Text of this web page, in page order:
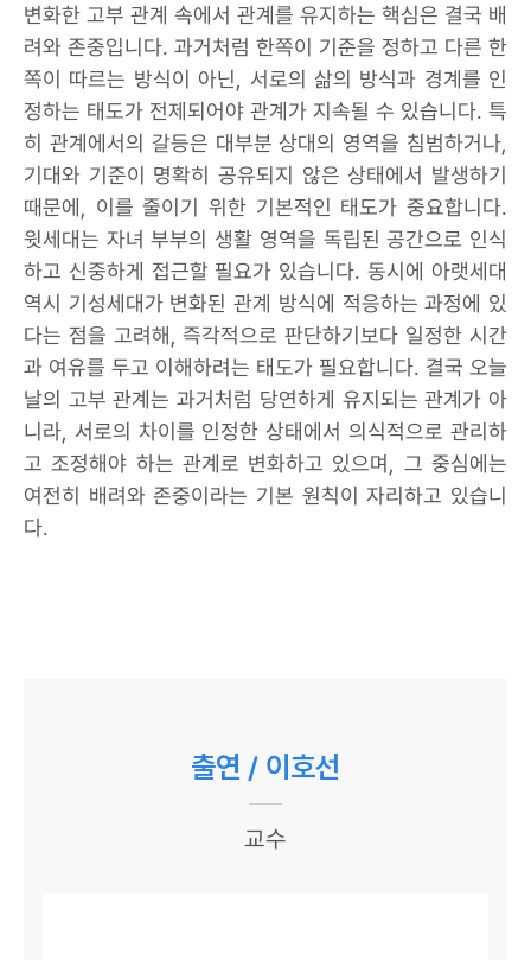
변화한 고부 관계 속에서 관계를 유지하는 핵심은 결국 배
려와 존중입니다. 과거처럼 한쪽이 기준을 정하고 다른 한
쪽이 따르는 방식이 아닌, 서로의 삶의 방식과 경계를 인
정하는 태도가 전제되어야 관계가 지속될 수 있습니다. 특
히 관계에서의 갈등은 대부분 상대의 영역을 침범하거나,
기대와 기준이 명확히 공유되지 않은 상태에서 발생하기
때문에, 이를 줄이기 위한 기본적인 태도가 중요합니다.
윗세대는 자녀 부부의 생활 영역을 독립된 공간으로 인식
하고 신중하게 접근할 필요가 있습니다. 동시에 아랫세대
역시 기성세대가 변화된 관계 방식에 적응하는 과정에 있
다는 점을 고려해, 즉각적으로 판단하기보다 일정한 시간
과 여유를 두고 이해하려는 태도가 필요합니다. 결국 오늘
날의 고부 관계는 과거처럼 당연하게 유지되는 관계가 아
니라, 서로의 차이를 인정한 상태에서 의식적으로 관리하
고 조정해야 하는 관계로 변화하고 있으며, 그 중심에는
여전히 배려와 존중이라는 기본 원칙이 자리하고 있습니
다.
출연 / 이호선
교수